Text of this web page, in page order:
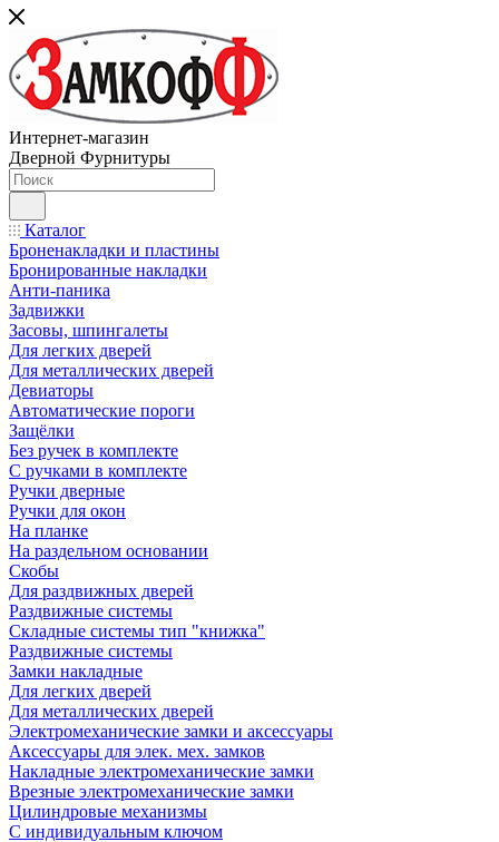
Интернет-магазин
Дверной Фурнитуры
Каталог
Броненакладки и пластины
Бронированные накладки
Анти-паника
Задвижки
Засовы, шпингалеты
Для легких дверей
Для металлических дверей
Девиаторы
Автоматические пороги
Защёлки
Без ручек в комплекте
С ручками в комплекте
Ручки дверные
Ручки для окон
На планке
На раздельном основании
Скобы
Для раздвижных дверей
Раздвижные системы
Складные системы тип "книжка"
Раздвижные системы
Замки накладные
Для легких дверей
Для металлических дверей
Электромеханические замки и аксессуары
Аксессуары для элек. мех. замков
Накладные электромеханические замки
Врезные электромеханические замки
Цилиндровые механизмы
С индивидуальным ключом